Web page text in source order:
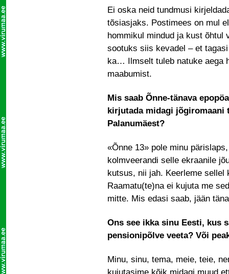
Ei oska neid tundmusi
tõsiasjaks. Postimees on mul
hommikul mindud ja kust õhtul
sootuks siis kevadel – et
ka… Ilmselt tuleb natuke aega
maabumist.
Mis saab Õnne-tänava
kirjutada midagi jõgiromaani
Palanumäest?
«Õnne 13» pole minu
kolmveerandi selle ekraanile
kutsus, nii jah. Keerleme sellel
Raamatu(te)na ei kujuta me
mitte. Mis edasi saab, jään
Ons see ikka sinu Eesti, kus
pensionipõlve veeta? Või
Minu, sinu, tema, meie, teie,